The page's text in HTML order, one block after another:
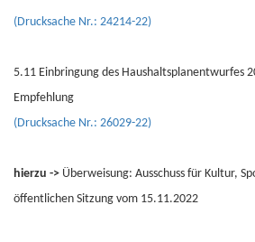
(Drucksache Nr.: 24214-22)
5.11 Einbringung des Haushaltsplanentwurfes
Empfehlung
(Drucksache Nr.: 26029-22)
hierzu -> Überweisung: Ausschuss für Kultur,
öffentlichen Sitzung vom 15.11.2022